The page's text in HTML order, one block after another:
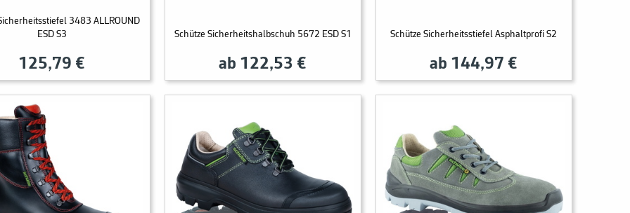
3483 ALLROUND
ESD S3
125,79 €
Schütze Sicherheitshalbschuh 5672 ESD S1
ab 122,53 €
Schütze Sicherheitsstiefel Asphaltprofi S2
ab 144,97 €